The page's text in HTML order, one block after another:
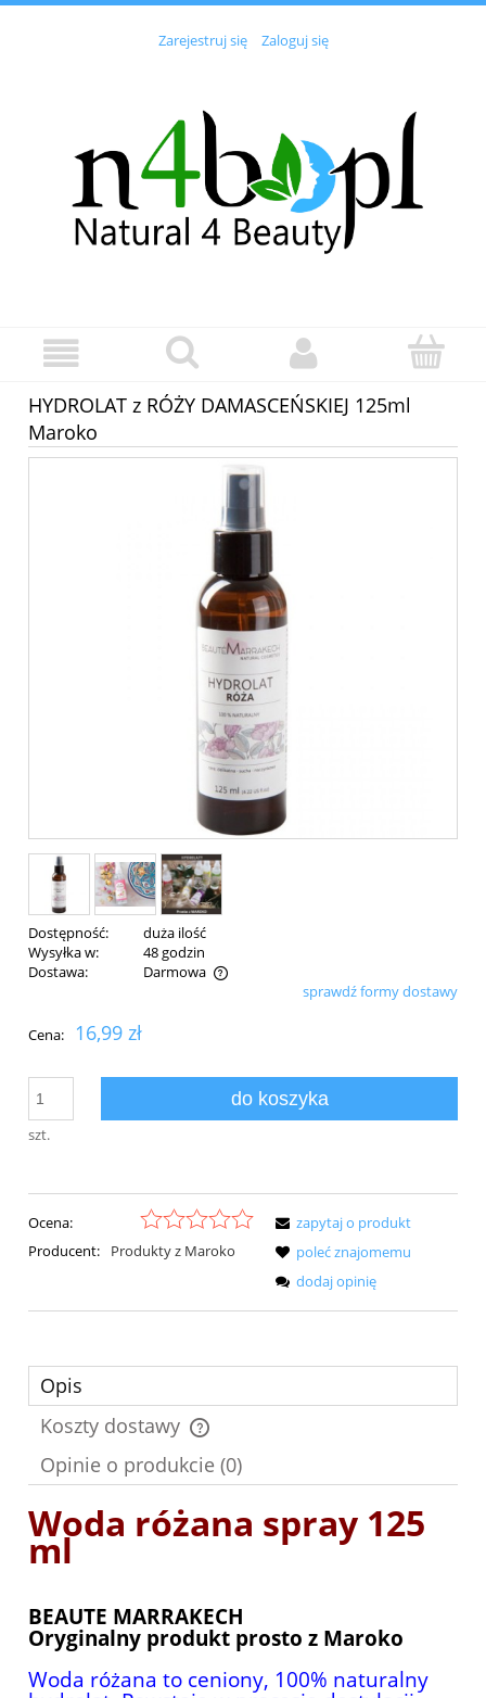
Zarejestruj się Zaloguj się
HYDROLAT z RÓŻY DAMASCEŃSKIEJ 125ml
Maroko
Dostępność:
duża ilość
Wysyłka w:
48 godzin
Dostawa:
Darmowa
Cena nie zawiera ewentualnych kosztów płatnościsprawdź formy dostawy
Cena: 16,99 zł
szt.
do koszyka
Ocena:
Producent:
Produkty z Maroko
zapytaj o produkt
poleć znajomemu
dodaj opinię
Opis
Koszty dostawy
Cena nie zawiera ewentualnych kosztów płatności
Opinie o produkcie (0)
Woda różana spray 125
ml
BEAUTE MARRAKECH
Oryginalny produkt prosto z Maroko
Woda różana to ceniony, 100% naturalny